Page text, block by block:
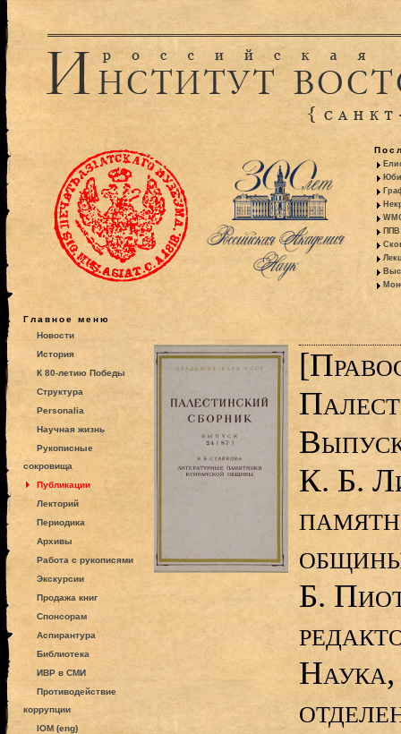
ППВ
Главное меню
Новости
История
К 80-летию Победы
Структура
Personalia
Научная жизнь
Рукописные
сокровища
Публикации
Лекторий
Периодика
Архивы
Работа с рукописями
Экскурсии
Продажа книг
Спонсорам
Аспирантура
Библиотека
ИВР в СМИ
Противодействие
коррупции
IOM (eng)
К. Б.
Б.
Наука,